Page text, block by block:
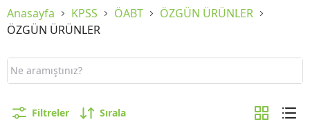
Anasayfa KPSS ÖABT
ÖZGÜN ÜRÜNLER
ÖZGÜN ÜRÜNLER
Filtreler Sırala